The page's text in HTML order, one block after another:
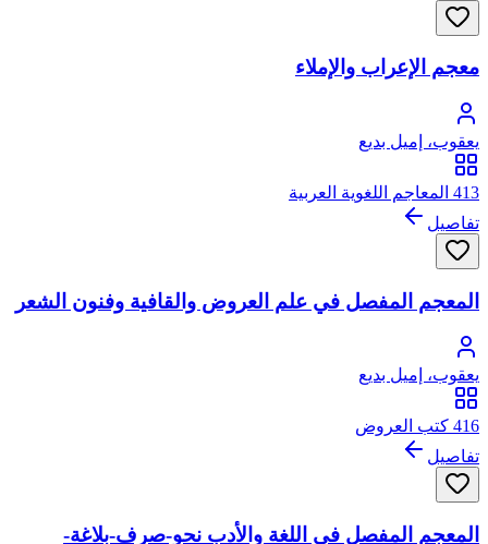
معجم الإعراب والإملاء
يعقوب، إميل بديع
413 المعاجم اللغوية العربية
تفاصيل
المعجم المفصل في علم العروض والقافية وفنون الشعر
يعقوب، إميل بديع
416 كتب العروض
تفاصيل
المعجم المفصل في اللغة والأدب نحو-صرف-بلاغة-